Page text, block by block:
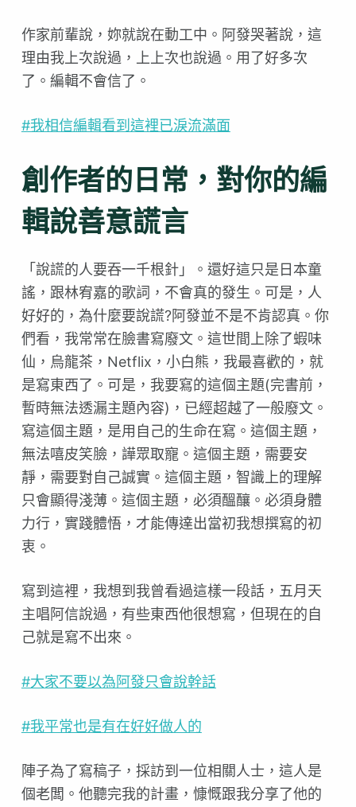
作家前輩說，妳就說在動工中。阿發哭著說，這
理由我上次說過，上上次也說過。用了好多次
了。編輯不會信了。
#我相信編輯看到這裡已淚流滿面
創作者的日常，對你的編
輯說善意謊言
「說謊的人要吞一千根針」。還好這只是日本童
謠，跟林宥嘉的歌詞，不會真的發生。可是，人
好好的，為什麼要說謊?阿發並不是不肯認真。你
們看，我常常在臉書寫廢文。這世間上除了蝦味
仙，烏龍茶，Netflix，小白熊，我最喜歡的，就
是寫東西了。可是，我要寫的這個主題(完書前，
暫時無法透漏主題內容)，已經超越了一般廢文。
寫這個主題，是用自己的生命在寫。這個主題，
無法嘻皮笑臉，譁眾取寵。這個主題，需要安
靜，需要對自己誠實。這個主題，智識上的理解
只會顯得淺薄。這個主題，必須醞釀。必須身體
力行，實踐體悟，才能傳達出當初我想撰寫的初
衷。
寫到這裡，我想到我曾看過這樣一段話，五月天
主唱阿信說過，有些東西他很想寫，但現在的自
己就是寫不出來。
#大家不要以為阿發只會說幹話
#我平常也是有在好好做人的
陣子為了寫稿子，採訪到一位相關人士，這人是
個老闆。他聽完我的計畫，慷慨跟我分享了他的